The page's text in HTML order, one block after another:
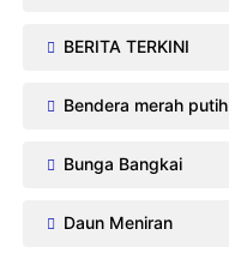
BERITA TERKINI
Bendera merah putih
Bunga Bangkai
Daun Meniran